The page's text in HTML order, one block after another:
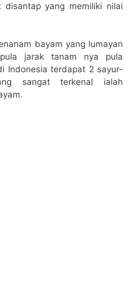
disantap yang memiliki nilai
bayam yang lumayan
jarak tanam nya pula
Indonesia terdapat 2 sayur-
sangat terkenal ialah